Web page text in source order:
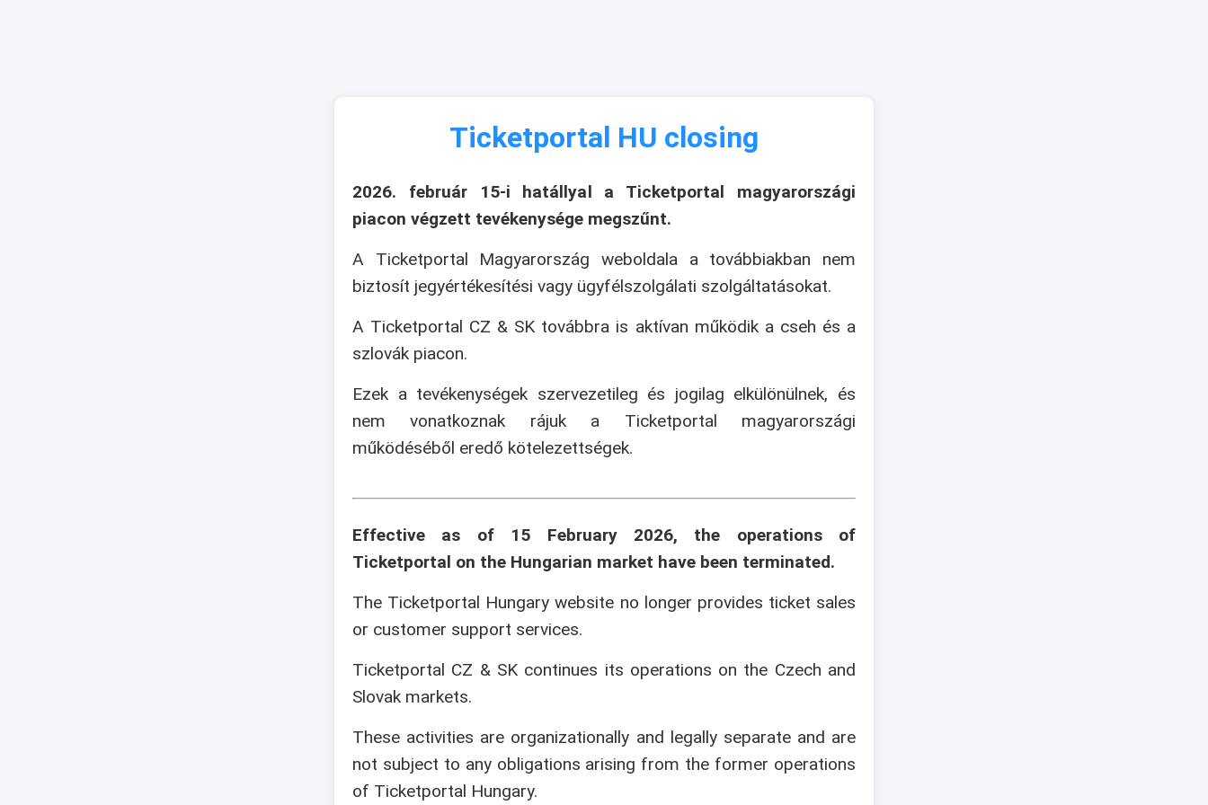
Ticketportal HU closing
2026. február 15-i hatállyal a Ticketportal magyarországi
piacon végzett tevékenysége megszűnt.
A Ticketportal Magyarország weboldala a továbbiakban nem
biztosít jegyértékesítési vagy ügyfélszolgálati szolgáltatásokat.
A Ticketportal CZ & SK továbbra is aktívan működik a cseh és a
szlovák piacon.
Ezek a tevékenységek szervezetileg és jogilag elkülönülnek, és
nem vonatkoznak rájuk a Ticketportal magyarországi
működéséből eredő kötelezettségek.
Effective as of 15 February 2026, the operations of
Ticketportal on the Hungarian market have been terminated.
The Ticketportal Hungary website no longer provides ticket sales
or customer support services.
Ticketportal CZ & SK continues its operations on the Czech and
Slovak markets.
These activities are organizationally and legally separate and are
not subject to any obligations arising from the former operations
of Ticketportal Hungary.